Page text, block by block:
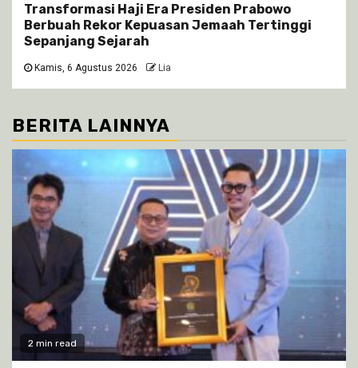
Transformasi Haji Era Presiden Prabowo
Berbuah Rekor Kepuasan Jemaah Tertinggi
Sepanjang Sejarah
Kamis, 6 Agustus 2026 Lia
BERITA LAINNYA
2 min read